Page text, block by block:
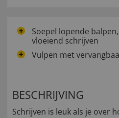
Soepel lopende
vloeiend schrijven
Vulpen met
BESCHRIJVING
Schrijven is leuk als je over